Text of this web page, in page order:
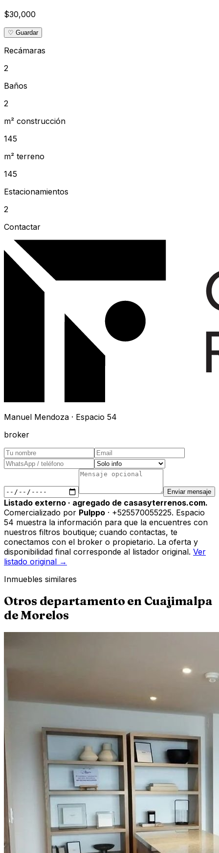
$30,000
♡ Guardar
Recámaras
2
Baños
2
m² construcción
145
m² terreno
145
Estacionamientos
2
Contactar
Manuel Mendoza · Espacio 54
broker
Enviar mensaje
Listado externo · agregado de casasyterrenos.com.
Comercializado por Pulppo · +525570055225. Espacio
54 muestra la información para que la encuentres con
nuestros filtros boutique; cuando contactas, te
conectamos con el broker o propietario. La oferta y
disponibilidad final corresponde al listador original. Ver
listado original →
Inmuebles similares
Otros departamentoen Cuajimalpa
de Morelos